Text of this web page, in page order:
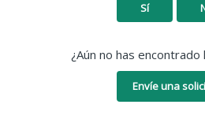
Sí
¿Aún no has encontrado
Envíe una